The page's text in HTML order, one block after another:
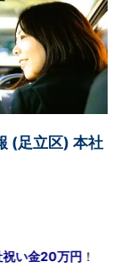
(足立区) 本社
万円！